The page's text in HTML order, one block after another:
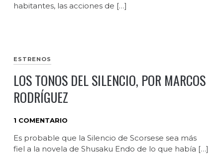
habitantes, las acciones de […]
ESTRENOS
LOS TONOS DEL SILENCIO, POR MARCOS
RODRÍGUEZ
1 COMENTARIO
Es probable que la Silencio de Scorsese sea más
fiel a la novela de Shusaku Endo de lo que había […]